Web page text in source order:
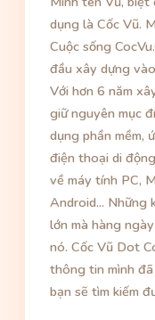
dụng là Cốc Vũ.
Cuộc sống
đầu xây dựng
Với hơn 6 năm
giữ nguyên mục
dụng phần mềm,
điện thoại di
về máy tính PC,
Android... Những
lớn mà hàng
nó. Cốc Vũ Dot
thông tin mình
bạn sẽ tìm kiếm